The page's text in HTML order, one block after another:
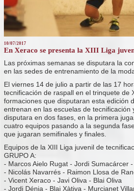
10/07/2017
En Xeraco se presenta la XIII Liga
Las próximas semanas se disputara la
en las sedes de entrenamiento de la
El viernes 14 de julio a partir de las 17
tecnificación de raspall en el trinquete de
formaciones que disputaran esta edición
entrenan en las escuelas de
disputara en dos fases, en la primera
cuatro equipos pasando a la segunda
que jugaran semifinales y finales.
Equipos de la XIII Liga juvenil de
GRUPO A:
- Marcos Aielo Rugat - Jordi Sumacárcer
- Nicolás Navarrés - Raimon Llosa de
- Vicent Xeraco - Javi Oliva - Blai Oliva
- Jordi Dénia - Blai Xàtiva - Murcianet